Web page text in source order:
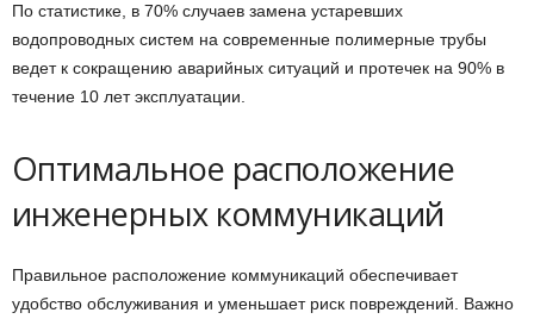
По статистике, в 70% случаев замена устаревших
водопроводных систем на современные полимерные трубы
ведет к сокращению аварийных ситуаций и протечек на 90% в
течение 10 лет эксплуатации.
Оптимальное расположение
инженерных коммуникаций
Правильное расположение коммуникаций обеспечивает
удобство обслуживания и уменьшает риск повреждений. Важно